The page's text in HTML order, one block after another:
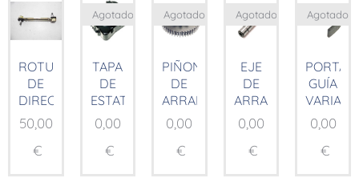
ROTULAS
DE
DIRECCION
50,00
€
TAPA
DE
ESTATOR
Agotado
0,00
€
PIÑON
DE
ARRANQUE
Agotado
0,00
€
EJE
DE
ARRANQUE
Agotado
0,00
€
PORTA
GUÍA
Agotado
0,00
€